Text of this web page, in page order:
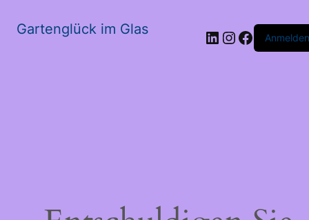
Gartenglück im Glas LinkedIn
Instagram
Anmelden